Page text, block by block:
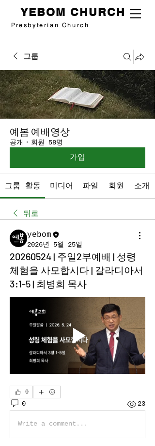
Presbyterian Church
YEBOM CHURCH
그룹
예봄 예배영상
공개 · 회원 58명
가입
그룹 활동 미디어 파일 회원 소개
뒤로
yebom
2026년 5월 25일
20260524 | 주일2부예배 | 성령
체험을 사모합시다 | 갈라디아서
3:1-5 | 최병희 목사
0
0 23
Write a comment...